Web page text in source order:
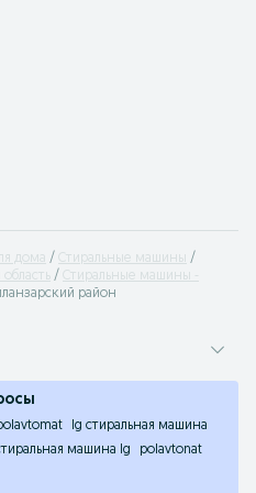
дома
Стиральные машины
Стиральные машины -
район
lg стиральная машина
машина lg polavtonat